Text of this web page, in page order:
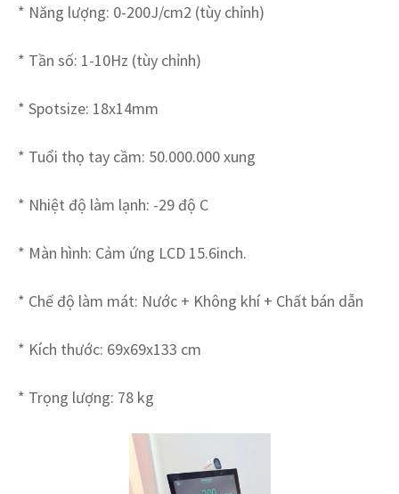
* Năng lượng: 0-200J/cm2 (tùy chỉnh)
* Tần số: 1-10Hz (tùy chỉnh)
* Spotsize: 18x14mm
* Tuổi thọ tay cầm: 50.000.000 xung
* Nhiệt độ làm lạnh: -29 độ C
* Màn hình: Cảm ứng LCD 15.6inch.
* Chế độ làm mát: Nước + Không khí + Chất bán dẫn
* Kích thước: 69x69x133 cm
* Trọng lượng: 78 kg